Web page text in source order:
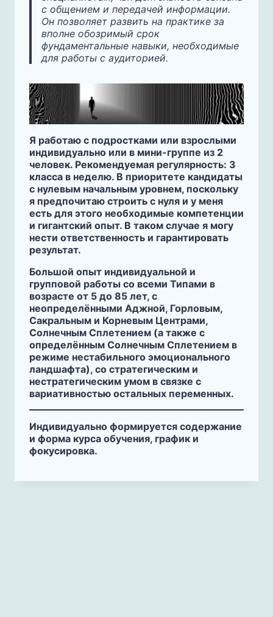
с общением и передачей информации.
Он позволяет развить на практике за
вполне обозримый срок
фундаментальные навыки, необходимые
для работы с аудиторией.
Я работаю с подростками или взрослыми
индивидуально или в мини-группе из 2
человек. Рекомендуемая регулярность: 3
класса в неделю. В приоритете кандидаты
с нулевым начальным уровнем, поскольку
я предпочитаю строить с нуля и у меня
есть для этого необходимые компетенции
и гигантский опыт. В таком случае я могу
нести ответственность и гарантировать
результат.
Большой опыт индивидуальной и
групповой работы со всеми Типами в
возрасте от 5 до 85 лет, с
неопределёнными Аджной, Горловым,
Сакральным и Корневым Центрами,
Солнечным Сплетением (а также с
определённым Солнечным Сплетением в
режиме нестабильного эмоционального
ландшафта), со стратегическим и
нестратегическим умом в связке с
вариативностью остальных переменных.
Индивидуально формируется содержание
и форма курса обучения, график и
фокусировка.